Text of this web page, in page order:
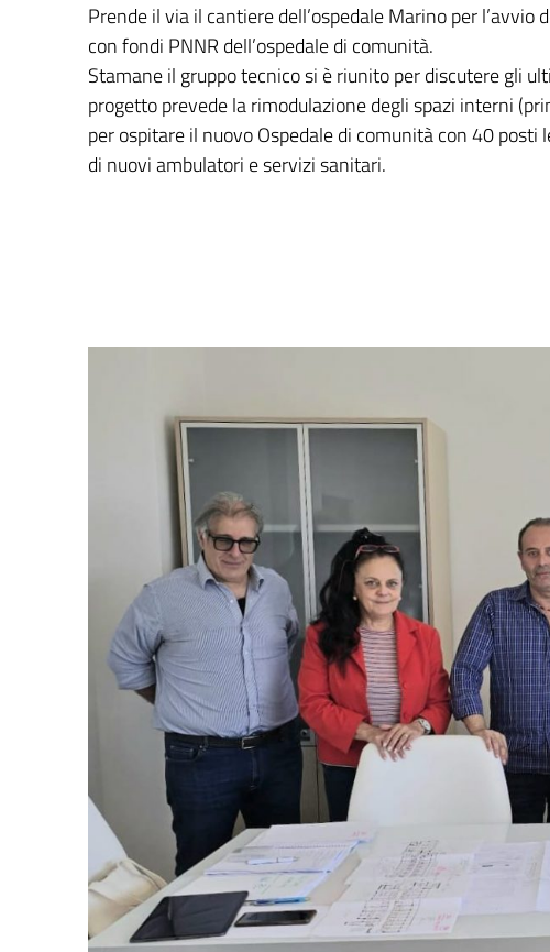
Prende il via il cantiere dell’ospedale Marino per
con fondi PNNR dell’ospedale di comunità.
Stamane il gruppo tecnico si è riunito per discutere gli
progetto prevede la rimodulazione degli spazi interni
per ospitare il nuovo Ospedale di comunità con 40 posti
di nuovi ambulatori e servizi sanitari.